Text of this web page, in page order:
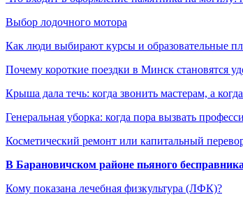
Выбор лодочного мотора
Как люди выбирают курсы и образовательные
Почему короткие поездки в Минск становятся
Крыша дала течь: когда звонить мастерам, а
Генеральная уборка: когда пора вызвать
Косметический ремонт или капитальный
В Барановичском районе пьяного
Кому показана лечебная физкультура (ЛФК)?